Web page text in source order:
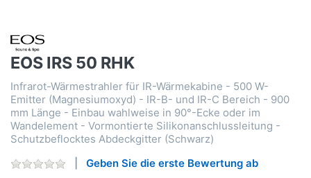
EOS IRS 50 RHK
Infrarot-Wärmestrahler für IR-Wärmekabine - 500 W-
Emitter (Magnesiumoxyd) - IR-B- und IR-C Bereich - 900
mm Länge - Einbau wahlweise in 90°-Ecke oder im
Wandelement - Vormontierte Silikonanschlussleitung -
Schutzbeflocktes Abdeckgitter (Schwarz)
Geben Sie die erste Bewertung ab